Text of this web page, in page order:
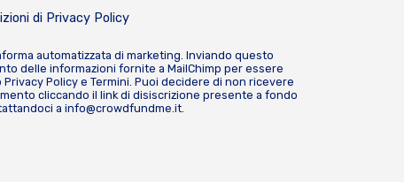
di Privacy Policy
automatizzata di marketing. Inviando questo
delle informazioni fornite a MailChimp per essere
Privacy Policy e Termini. Puoi decidere di non ricevere
cliccando il link di disiscrizione presente a fondo
a info@crowdfundme.it.